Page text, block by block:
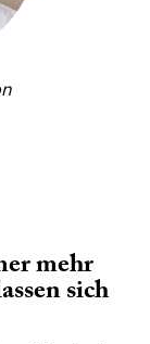
mehr
sich